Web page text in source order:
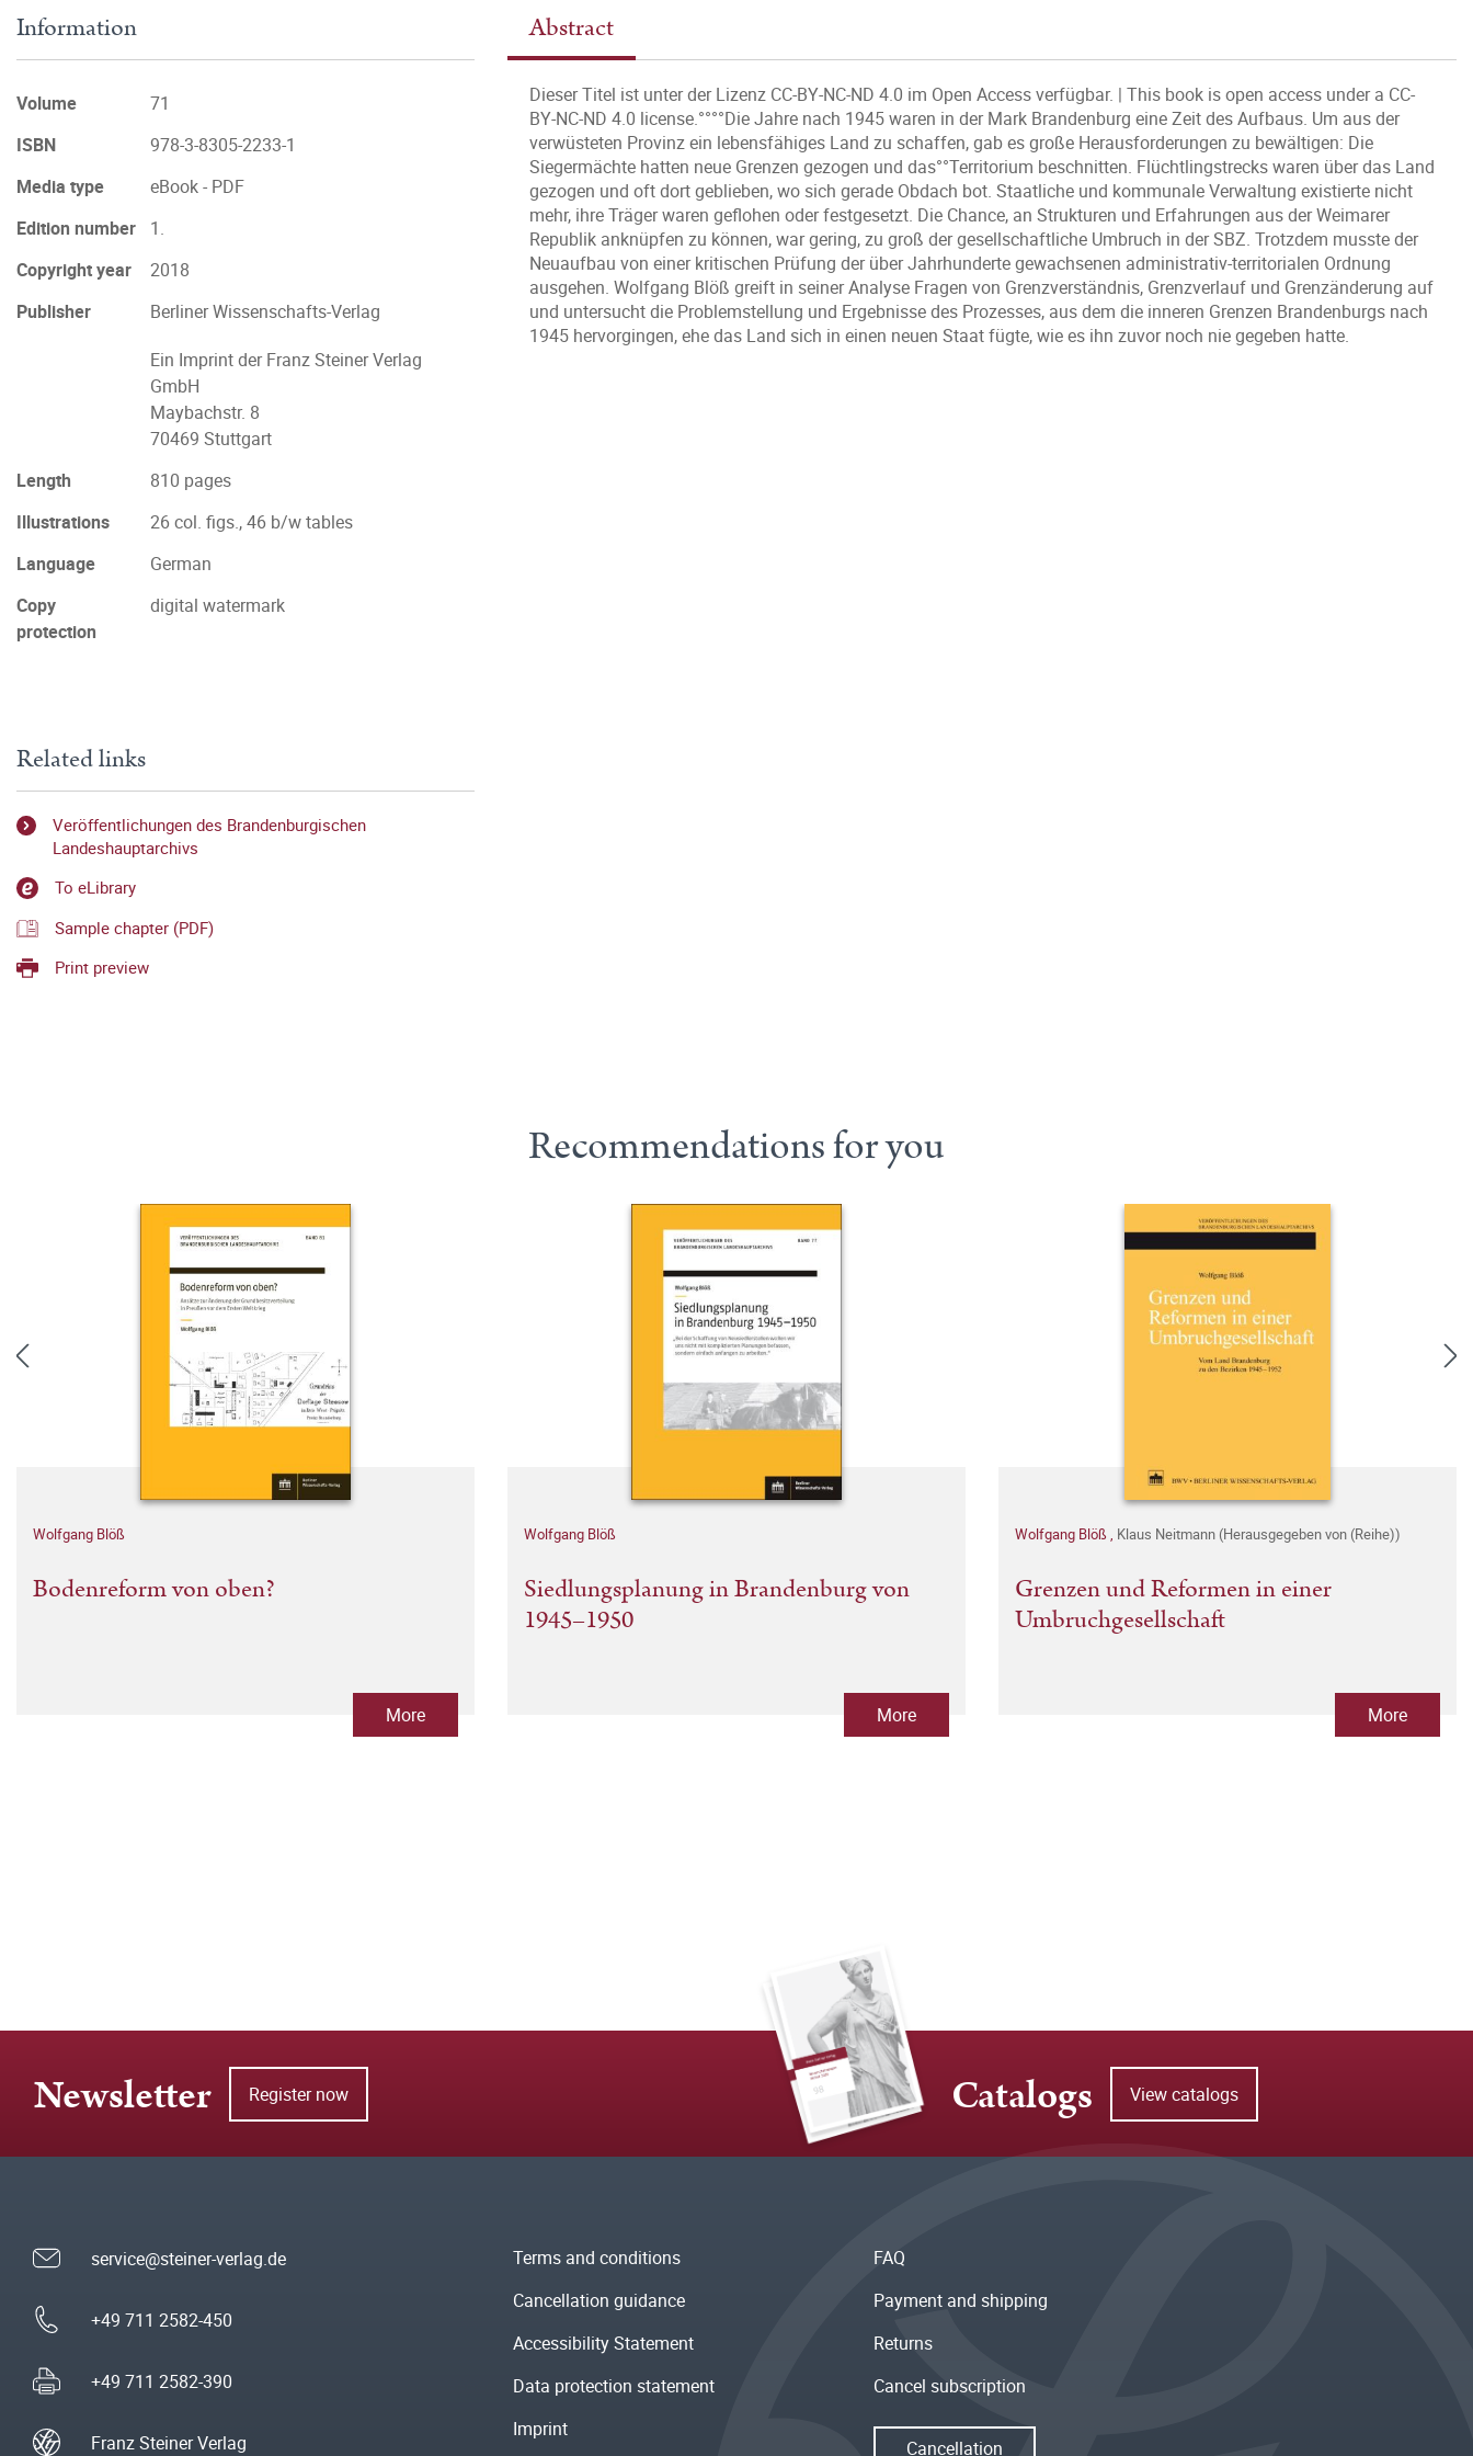
Abstract
Dieser Titel ist unter der Lizenz CC-BY-NC-ND 4.0 im Open Access verfügbar. | This book is open access under a CC-
BY-NC-ND 4.0 license.°°°°Die Jahre nach 1945 waren in der Mark Brandenburg eine Zeit des Aufbaus. Um aus der
verwüsteten Provinz ein lebensfähiges Land zu schaffen, gab es große Herausforderungen zu bewältigen: Die
Siegermächte hatten neue Grenzen gezogen und das°°Territorium beschnitten. Flüchtlingstrecks waren über das Land
gezogen und oft dort geblieben, wo sich gerade Obdach bot. Staatliche und kommunale Verwaltung existierte nicht
mehr, ihre Träger waren geflohen oder festgesetzt. Die Chance, an Strukturen und Erfahrungen aus der Weimarer
Republik anknüpfen zu können, war gering, zu groß der gesellschaftliche Umbruch in der SBZ. Trotzdem musste der
Neuaufbau von einer kritischen Prüfung der über Jahrhunderte gewachsenen administrativ-territorialen Ordnung
ausgehen. Wolfgang Blöß greift in seiner Analyse Fragen von Grenzverständnis, Grenzverlauf und Grenzänderung auf
und untersucht die Problemstellung und Ergebnisse des Prozesses, aus dem die inneren Grenzen Brandenburgs nach
1945 hervorgingen, ehe das Land sich in einen neuen Staat fügte, wie es ihn zuvor noch nie gegeben hatte.
Information
Volume
71
ISBN
978-3-8305-2233-1
Media type
eBook - PDF
Edition number
1.
Copyright year
2018
Publisher
Berliner Wissenschafts-Verlag
Ein Imprint der Franz Steiner Verlag
GmbH
Maybachstr. 8
70469 Stuttgart
Length
810 pages
Illustrations
26 col. figs., 46 b/w tables
Language
German
Copy
protection
digital watermark
Related links
Veröffentlichungen des Brandenburgischen
Landeshauptarchivs
To eLibrary
Sample chapter (PDF)
Print preview
Recommendations for you
Wolfgang Blöß
Bodenreform von oben?
More
Wolfgang Blöß
Siedlungsplanung in Brandenburg von
1945–1950
More
Wolfgang Blöß , Klaus Neitmann (Herausgegeben von (Reihe))
Grenzen und Reformen in einer
Umbruchgesellschaft
More
Newsletter Register now Catalogs View catalogs
service@steiner-verlag.de
+49 711 2582-450
+49 711 2582-390
Franz Steiner Verlag
Terms and conditions
Cancellation guidance
Accessibility Statement
Data protection statement
Imprint
FAQ
Payment and shipping
Returns
Cancel subscription
Cancellation